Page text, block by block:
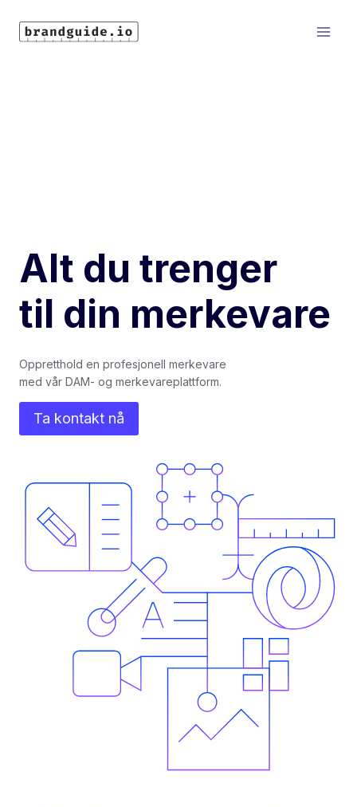
content
Alt du trenger
til din merkevare
Oppretthold en profesjonell merkevare
med vår DAM- og merkevareplattform.
Ta kontakt nå